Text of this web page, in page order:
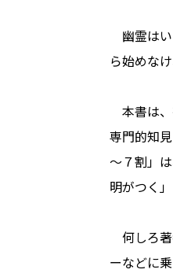
幽霊は
ら始めな
本書は
専門的知
～７割」
明がつく
何しろ
ーなどに